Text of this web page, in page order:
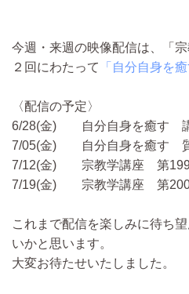
今週・来週の映像配信は、「宗
２回にわたって
「自分自身を癒
〈配信の予定〉
6/28(金) 自分自身を癒す
7/05(金) 自分自身を癒す
7/12(金) 宗教学講座 第199
7/19(金) 宗教学講座 第200
これまで配信を楽しみに待ち
いかと思います。
大変お待たせいたしました。